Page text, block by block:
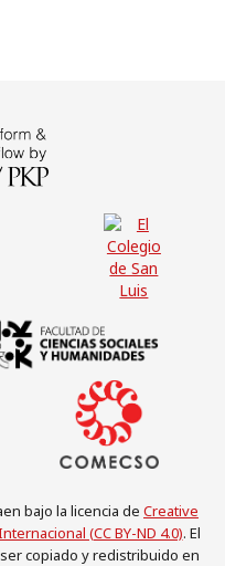
bajo la licencia de Creative
(CC BY-ND 4.0). El
copiado y redistribuido en